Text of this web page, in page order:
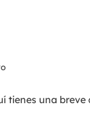
tienes una